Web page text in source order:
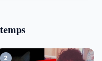
2